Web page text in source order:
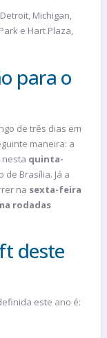
Michigan,
e Hart Plaza,
para o
de três dias em
maneira: a
quinta-
de Brasília. Já a
na sexta-feira
rodadas
deste
este ano é: